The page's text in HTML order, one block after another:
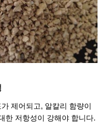
제어되고, 알칼리 함량이
한 저항성이 강해야 합니다.